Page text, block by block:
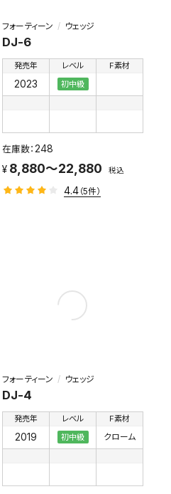
フォーティーン ウェッジ
DJ-6
発売年
2023
レベル
初中級
F素材
248
8,880～22,880 税込
4.4（5件）
フォーティーン ウェッジ
DJ-4
発売年
2019
レベル
初中級
F素材
クローム